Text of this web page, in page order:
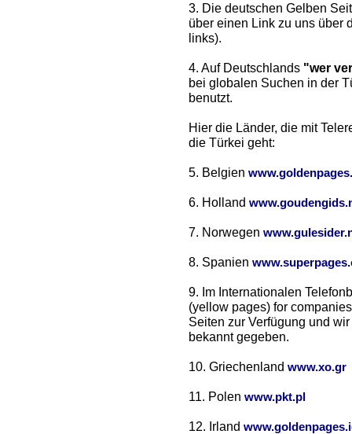
3. Die deutschen Gelben
über einen Link zu uns über
links).
4. Auf Deutschlands "wer
bei globalen Suchen in der
benutzt.
Hier die Länder, die mit
die Türkei geht:
5. Belgien
6. Holland
7. Norwegen
8. Spanien
9. Im Internationalen
(yellow pages) for
Seiten zur Verfügung und
bekannt gegeben.
10. Griechenland www.xo.gr
11. Polen www.pkt.pl
12. Irland